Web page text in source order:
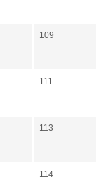
109
111
113
114